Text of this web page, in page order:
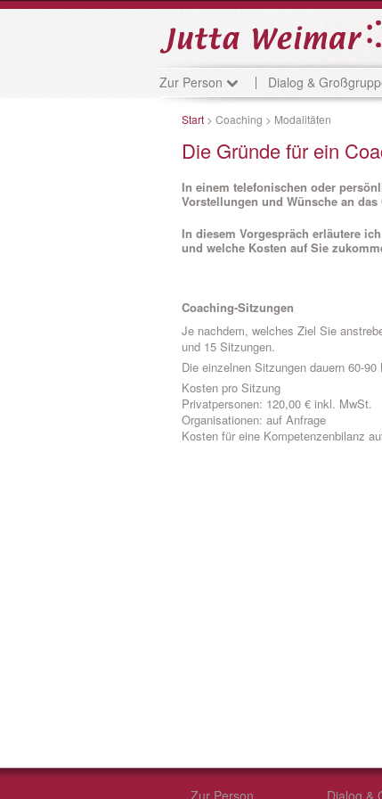
Zur Person Dialog &
Start> Coaching > Modalitäten
Die Gründe für ein
In einem telefonischen oder
Vorstellungen und Wünsche an
In diesem Vorgespräch erläutere
und welche Kosten auf Sie
Coaching-Sitzungen
Je nachdem, welches Ziel Sie
und 15 Sitzungen.
Die einzelnen Sitzungen dauern 60-
Kosten pro Sitzung
Privatpersonen: 120,00 € inkl. MwSt.
Organisationen: auf Anfrage
Kosten für eine Kompetenzenbilanz
Zur Person Dialog &